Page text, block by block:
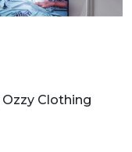
Clothing